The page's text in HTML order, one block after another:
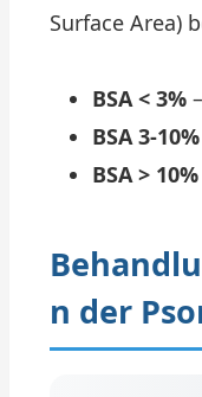
Surface Area)
BSA < 3%
BSA 3-10%
BSA > 10%
n der